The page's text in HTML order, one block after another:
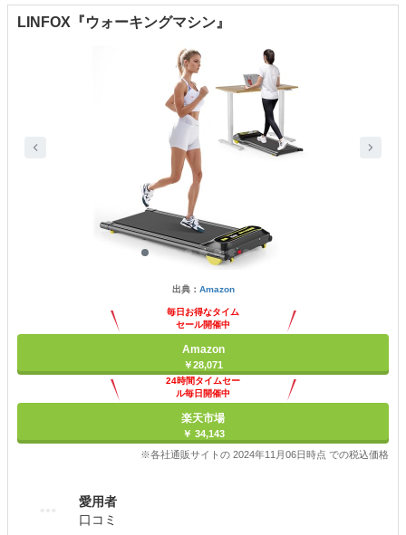
LINFOX『ウォーキングマシン』
出典： Amazon
毎日お得なタイム
セール開催中
Amazon
￥28,071
24時間タイムセー
ル毎日開催中
楽天市場
￥ 34,143
※各社通販サイトの 2024年11月06日時点 での税込価格
愛用者
口コミ